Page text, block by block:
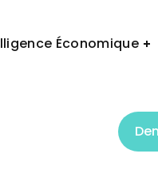
Économique